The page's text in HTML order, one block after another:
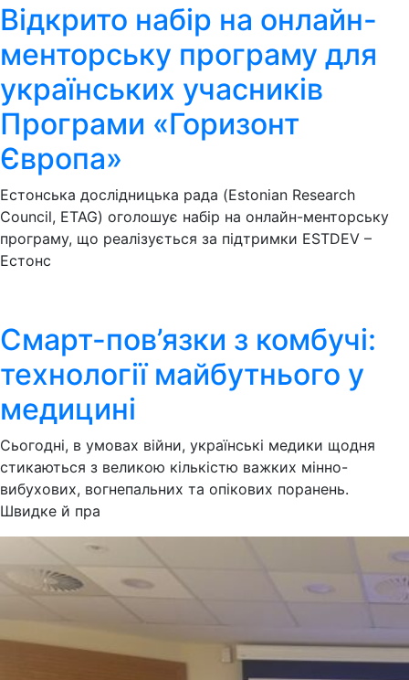
Відкрито набір на онлайн-
менторську програму для
українських учасників
Програми «Горизонт
Європа»
Естонська дослідницька рада (Estonian Research
Council, ETAG) оголошує набір на онлайн-менторську
програму, що реалізується за підтримки ESTDEV –
Естонс
Смарт-пов’язки з комбучі:
технології майбутнього у
медицині
Сьогодні, в умовах війни, українські медики щодня
стикаються з великою кількістю важких мінно-
вибухових, вогнепальних та опікових поранень.
Швидке й пра